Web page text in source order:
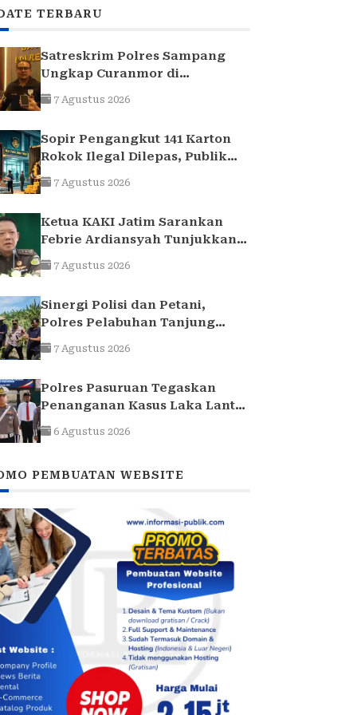
TERBARU
Satreskrim Polres Sampang
Ungkap Curanmor di
Kedungdung, Dua Pria
Diamankan
7 Agustus 2026
Sopir Pengangkut 141 Karton
Rokok Ilegal Dilepas, Publik
Sorot Dasar Hukum Bea Cukai
Juanda
7 Agustus 2026
Ketua KAKI Jatim Sarankan
Febrie Ardiansyah Tunjukkan
Sikap dan Hormati Proses
Hukum, Bukan Ajukan
7 Agustus 2026
Sinergi Polisi dan Petani,
Polres Pelabuhan Tanjung
Perak Panen Jagung Pulut
Ketan Ungu
7 Agustus 2026
Polres Pasuruan Tegaskan
Penanganan Kasus Laka Lantas
2017 Telah Tuntas dan
Berkekuatan Hukum Tetap
6 Agustus 2026
PEMBUATAN WEBSITE